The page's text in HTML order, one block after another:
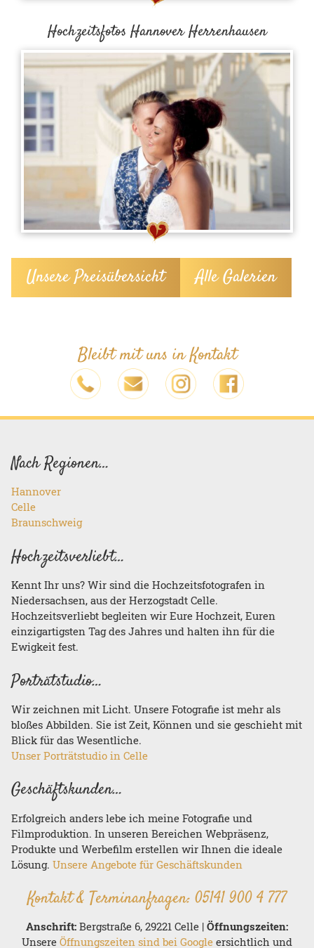
Hochzeitsfotos Hannover Herrenhausen
Unsere Preisübersicht Alle Galerien
Bleibt mit uns in Kontakt
Nach Regionen…
Hannover
Celle
Braunschweig
Hochzeitsverliebt…
Kennt Ihr uns? Wir sind die Hochzeitsfotografen in
Niedersachsen, aus der Herzogstadt Celle.
Hochzeitsverliebt begleiten wir Eure Hochzeit, Euren
einzigartigsten Tag des Jahres und halten ihn für die
Ewigkeit fest.
Porträtstudio…
Wir zeichnen mit Licht. Unsere Fotografie ist mehr als
bloßes Abbilden. Sie ist Zeit, Können und sie geschieht mit
Blick für das Wesentliche.
Unser Porträtstudio in Celle
Geschäftskunden…
Erfolgreich anders lebe ich meine Fotografie und
Filmproduktion. In unseren Bereichen Webpräsenz,
Produkte und Werbefilm erstellen wir Ihnen die ideale
Lösung. Unsere Angebote für Geschäftskunden
Kontakt & Terminanfragen: 05141 900 4 777
Anschrift: Bergstraße 6, 29221 Celle | Öffnungszeiten:
Unsere Öffnungszeiten sind bei Google ersichtlich und